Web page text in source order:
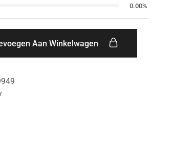
0.00%
Aan Winkelwagen